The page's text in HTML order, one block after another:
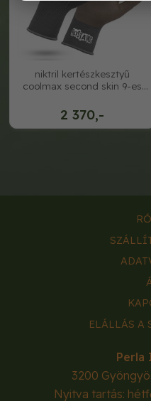
2 370,-
niktril kertészkesztyű
coolmax second skin 9-es
ELÁLLÁS A
Perla
3200
Nyitva tartás: